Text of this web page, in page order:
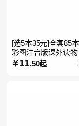
[选5本35元]全套85
彩图注音版课外读物
低年级一二三年级课
经典带拼音的故事书
11 .50起